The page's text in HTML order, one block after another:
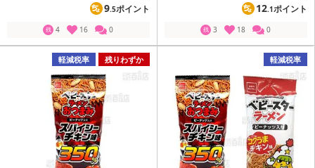
9.5ポイント
残 4 16 0
12.1ポイント
残 3 18 0
軽減税率 残りわずか 軽減税率